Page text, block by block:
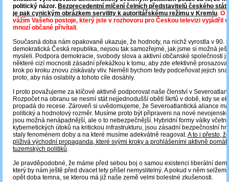
politický názor. Bezprecedentní mlčení čelních představitelů českého
je pak cynickým obrázkem servility k autoritářskému režimu v Kremlu. O
vážím Vašeho postoje, který jste v rozhovoru pro Českou televizi vyjádřil
mnozí občané přivítali.
Současná doba nám opakovaně ukazuje, že hodnoty, na nichž vyrostla v 90.
demokratická Česká republika, nejsou tak samozřejmé, jak jsme si možná
mysleli. Podpora demokracie, svobody slova a aktivní občanské společnosti
některé cizí mocnosti zásadní překážkou k tomu, aby zde efektivně
krok po kroku znovu získávaly vliv. Neměli bychom tedy podceňovat jejich
proto, aby nás oslabily a tohoto cíle dosáhly.
I proto považujeme za klíčové aktivně podporovat naše členství v
Rozpočet na obranu se nesmí stát nejjednodušší obětí škrtů v době, kdy se
propadá do recese. Zároveň si uvědomujeme, že Severoatlantická aliance
politický a hodnotový rozměr. Musíme proto být připraveni na nové
jsou možná nenápadnější, ale o to nebezpečnější. Hybridní formy války
kybernetických útoků na kritickou infrastrukturu, jsou zásadní bezpečnostní
staly fenoménem doby a na které musíme adekvátně reagovat.A to i přesto,
plíživá východní propaganda, které svými kroky a prohlášeními aktivně
tuzemských politiků.
Je pravděpodobné, že máme před sebou boj o samou existenci liberální
který by nám ještě před dvacet lety přišel nemyslitelný. A pokud v něm
opět doba temna, se kterou má již naše země velmi bolestné zkušenosti.